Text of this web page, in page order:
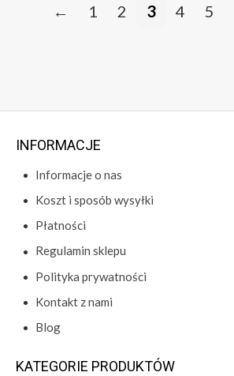
← 1 2 3 4 5
INFORMACJE
Informacje o nas
Koszt i sposób wysyłki
Płatności
Regulamin sklepu
Polityka prywatności
Kontakt z nami
Blog
KATEGORIE PRODUKTÓW